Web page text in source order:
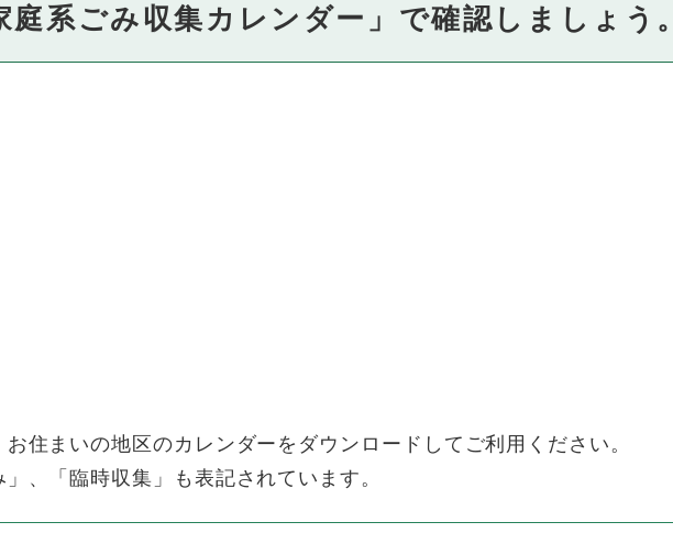
庭系ごみ収集カレンダー」で確認しましょう。
住まいの地区のカレンダーをダウンロードしてご利用ください。
、「臨時収集」も表記されています。